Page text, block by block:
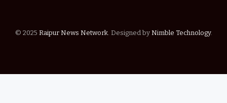
© 2025 Raipur News Network. Designed by Nimble Technology.